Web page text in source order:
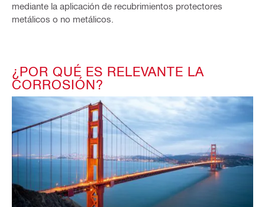
mediante la aplicación de recubrimientos protectores
metálicos o no metálicos.
¿POR QUÉ ES RELEVANTE LA
CORROSIÓN?